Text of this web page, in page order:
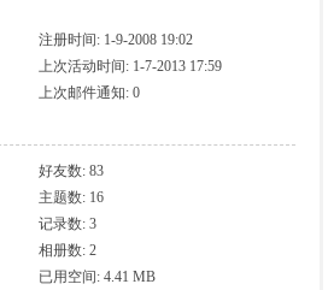
注册时间: 1-9-2008 19:02
上次活动时间: 1-7-2013 17:59
上次邮件通知: 0
好友数: 83
主题数: 16
记录数: 3
相册数: 2
已用空间: 4.41 MB